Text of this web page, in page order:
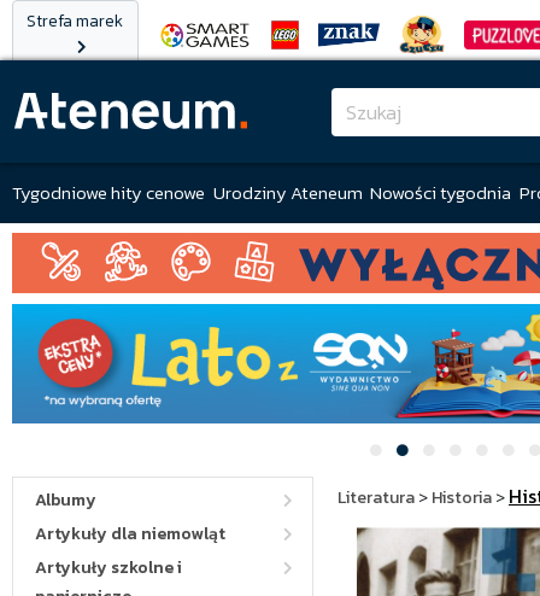
Strefa marek
Tygodniowe hity cenowe Urodziny Ateneum Nowości tygodnia
Albumy
Artykuły dla niemowląt
Artykuły szkolne i
Literatura>Historia>